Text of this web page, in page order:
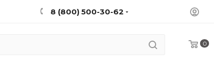
8 (800) 500-30-62
0